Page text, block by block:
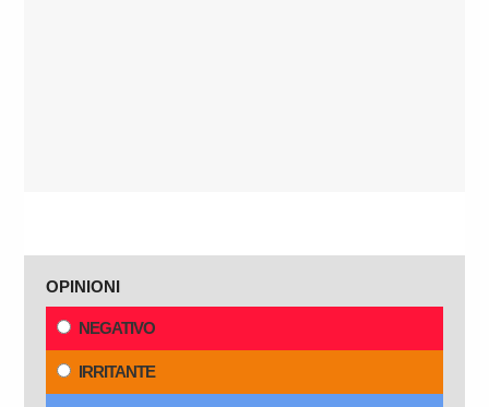
OPINIONI
NEGATIVO
IRRITANTE